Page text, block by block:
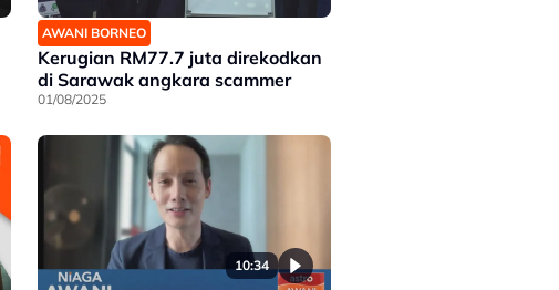
AWANI BORNEO
Kerugian RM77.7 juta direkodkan
di Sarawak angkara scammer
01/08/2025
10:34